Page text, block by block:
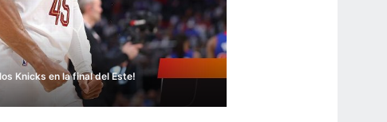
Knicks en la final del Este!